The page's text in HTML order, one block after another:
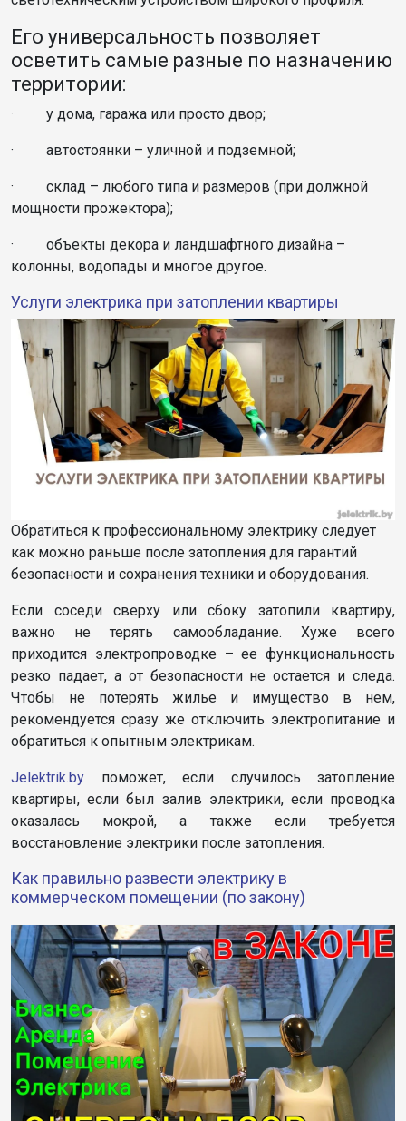
Его универсальность позволяет
осветить самые разные по назначению
территории:
· у дома, гаража или просто двор;
· автостоянки – уличной и подземной;
· склад – любого типа и размеров (при должной
мощности прожектора);
· объекты декора и ландшафтного дизайна –
колонны, водопады и многое другое.
Услуги электрика при затоплении квартиры
Обратиться к профессиональному электрику следует
как можно раньше после затопления для гарантий
безопасности и сохранения техники и оборудования.
Если соседи сверху или сбоку затопили квартиру,
важно не терять самообладание. Хуже всего
приходится электропроводке – ее функциональность
резко падает, а от безопасности не остается и следа.
Чтобы не потерять жилье и имущество в нем,
рекомендуется сразу же отключить электропитание и
обратиться к опытным электрикам.
Jelektrik.by поможет, если случилось затопление
квартиры, если был залив электрики, если проводка
оказалась мокрой, а также если требуется
восстановление электрики после затопления.
Как правильно развести электрику в
коммерческом помещении (по закону)